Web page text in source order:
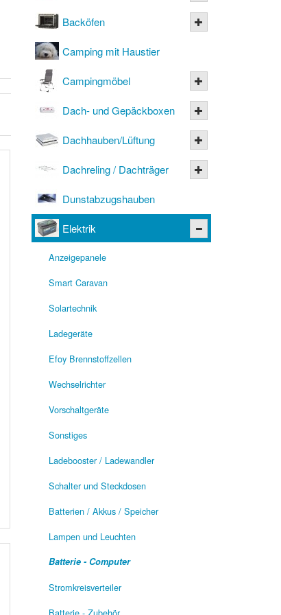
Backöfen
Camping mit Haustier
Campingmöbel
Dach- und Gepäckboxen
Dachhauben/Lüftung
Dachreling / Dachträger
Dunstabzugshauben
Elektrik
Anzeigepanele
Smart Caravan
Solartechnik
Ladegeräte
Efoy Brennstoffzellen
Wechselrichter
Vorschaltgeräte
Sonstiges
Ladebooster / Ladewandler
Schalter und Steckdosen
Batterien / Akkus / Speicher
Lampen und Leuchten
Batterie - Computer
Stromkreisverteiler